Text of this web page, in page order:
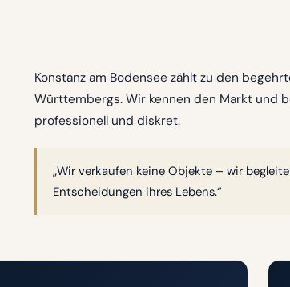
Konstanz am Bodensee zählt zu den
Württembergs. Wir kennen den Markt und
professionell und diskret.
„Wir verkaufen keine Objekte – wir
Entscheidungen ihres Lebens.“